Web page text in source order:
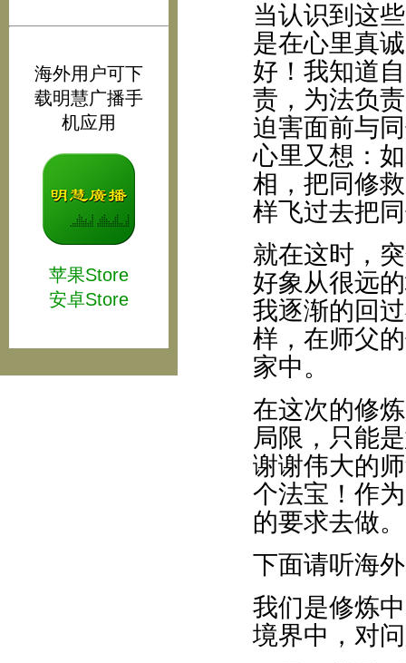
海外用户可下
载明慧广播手
机应用
苹果Store
安卓Store
当认识到这
是在心里真
好！我知道
责，为法负
迫害面前与
心里又想：
相，把同修
样飞过去把
就在这时，
好象从很远
我逐渐的回
样，在师父
家中。
在这次的修
局限，只能
谢谢伟大的
个法宝！作
的要求去做。
下面请听海
我们是修炼
境界中，对